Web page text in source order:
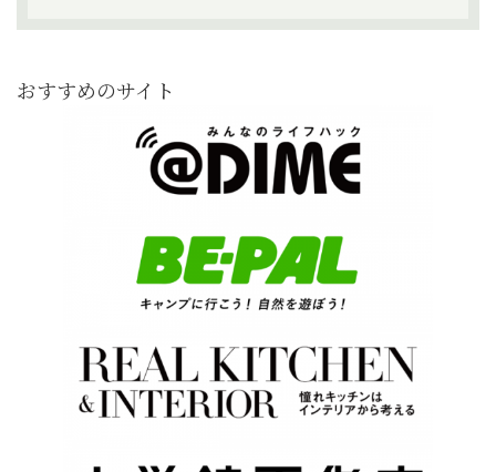
おすすめのサイト